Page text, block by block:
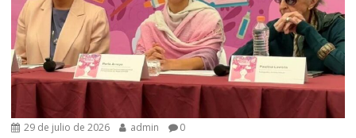
29 de julio de 2026 admin 0